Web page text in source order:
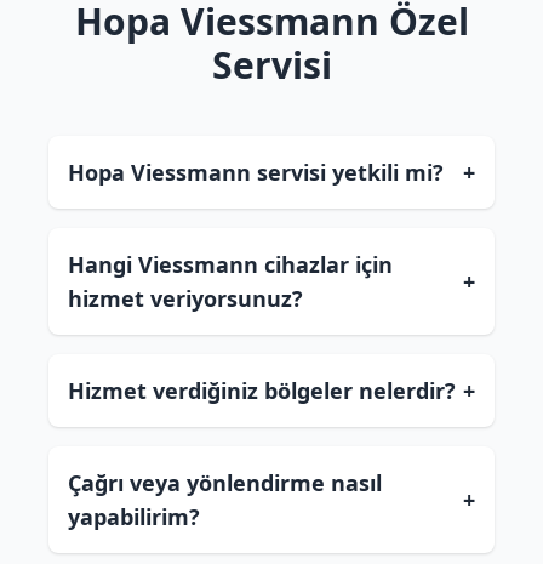
Hopa Viessmann Özel
Servisi
Hopa Viessmann servisi yetkili mi? +
Hangi Viessmann cihazlar için
hizmet veriyorsunuz?
+
Hizmet verdiğiniz bölgeler nelerdir? +
Çağrı veya yönlendirme nasıl
yapabilirim?
+